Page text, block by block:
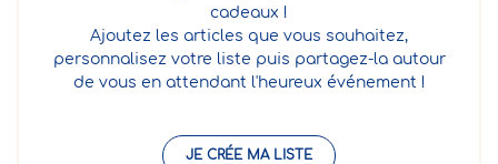
cadeaux !
Ajoutez les articles que vous souhaitez,
personnalisez votre liste puis partagez-la autour
de vous en attendant l'heureux événement !
JE CRÉE MA LISTE